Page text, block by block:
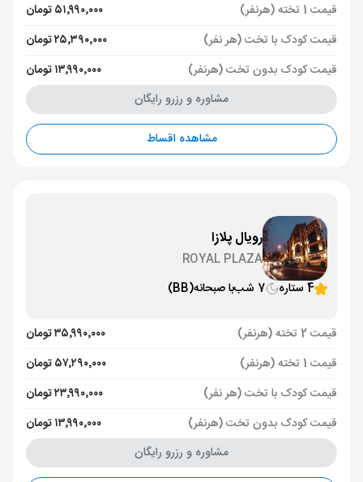
قیمت 1 تخته (هرنفر)
۵۱٬۹۹۰٬۰۰۰ تومان
قیمت کودک با تخت (هر نفر)
۲۵٬۳۹۰٬۰۰۰ تومان
قیمت کودک بدون تخت (هرنفر)
۱۳٬۹۹۰٬۰۰۰ تومان
مشاوره و رزرو رایگان
مشاهده اقساط
رویال پلازا
ROYAL PLAZA
4 ستاره
7 شب با صبحانه(BB)
قیمت 2 تخته (هرنفر)
۳۵٬۹۹۰٬۰۰۰ تومان
قیمت 1 تخته (هرنفر)
۵۷٬۲۹۰٬۰۰۰ تومان
قیمت کودک با تخت (هر نفر)
۲۳٬۹۹۰٬۰۰۰ تومان
قیمت کودک بدون تخت (هرنفر)
۱۳٬۹۹۰٬۰۰۰ تومان
مشاوره و رزرو رایگان